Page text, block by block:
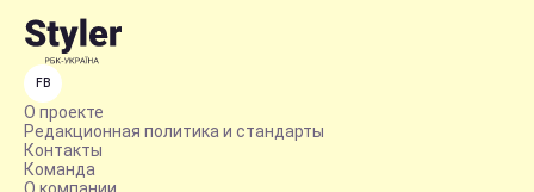
FB
О проекте
Редакционная политика и стандарты
Контакты
Команда
О компании